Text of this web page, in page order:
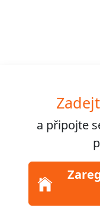
a připojte